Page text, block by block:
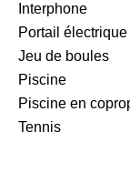
Interphone
Portail électrique
Jeu de boules
Piscine
Piscine en
Tennis